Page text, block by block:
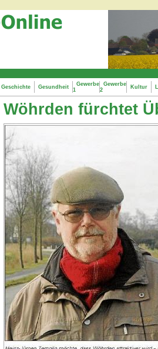
Geschichte Gesundheit
Gewerbe
1
Gewerbe
2
Kultur
Wöhrden fürchtet